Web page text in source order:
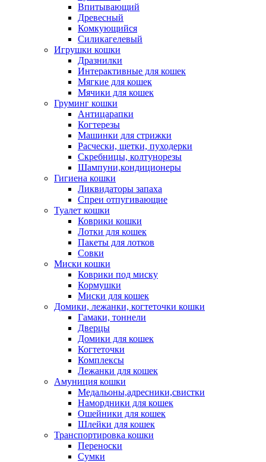
Впитывающий
Древесный
Комкующийся
Силикагелевый
Игрушки кошки
Дразнилки
Интерактивные для кошек
Мягкие для кошек
Мячики для кошек
Груминг кошки
Антицарапки
Когтерезы
Машинки для стрижки
Расчески, щетки, пуходерки
Скребницы, колтунорезы
Шампуни,кондиционеры
Гигиена кошки
Ликвидаторы запаха
Спреи отпугивающие
Туалет кошки
Коврики кошки
Лотки для кошек
Пакеты для лотков
Совки
Миски кошки
Коврики под миску
Кормушки
Миски для кошек
Домики, лежанки, когтеточки кошки
Гамаки, тоннели
Дверцы
Домики для кошек
Когтеточки
Комплексы
Лежанки для кошек
Амуниция кошки
Медальоны,адресники,свистки
Намордники для кошек
Ошейники для кошек
Шлейки для кошек
Транспортировка кошки
Переноски
Сумки